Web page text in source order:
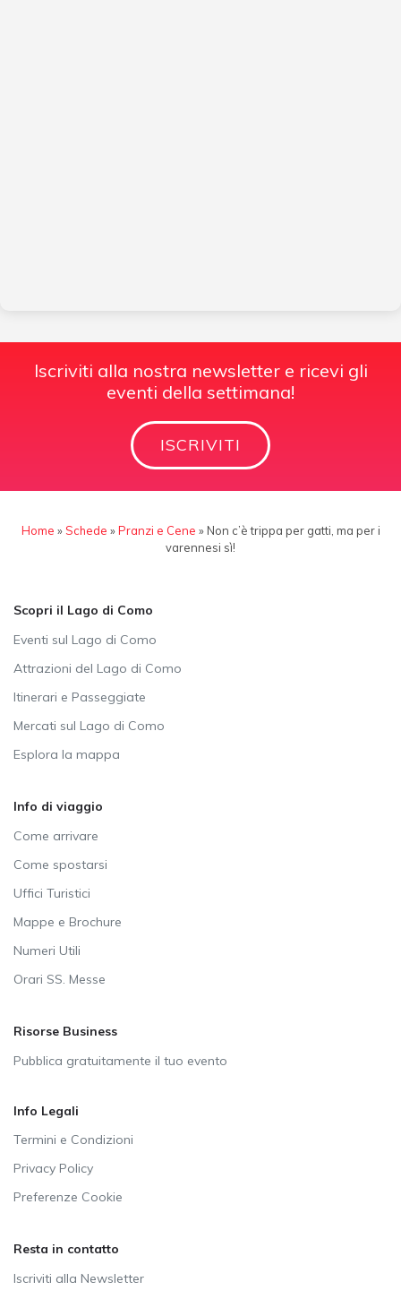
Iscriviti alla nostra newsletter e ricevi gli
eventi della settimana!
ISCRIVITI
Home »Schede »Pranzi e Cene » Non c’è trippa per gatti, ma per i
varennesi sì!
Scopri il Lago di Como
Eventi sul Lago di Como
Attrazioni del Lago di Como
Itinerari e Passeggiate
Mercati sul Lago di Como
Esplora la mappa
Info di viaggio
Come arrivare
Come spostarsi
Uffici Turistici
Mappe e Brochure
Numeri Utili
Orari SS. Messe
Risorse Business
Pubblica gratuitamente il tuo evento
Info Legali
Termini e Condizioni
Privacy Policy
Preferenze Cookie
Resta in contatto
Iscriviti alla Newsletter